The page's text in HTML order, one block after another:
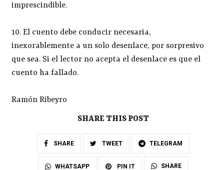
imprescindible.
10. El cuento debe conducir necesaria,
inexorablemente a un solo desenlace, por sorpresivo
que sea. Si el lector no acepta el desenlace es que el
cuento ha fallado.
Ramón Ribeyro
SHARE THIS POST
SHARE TWEET TELEGRAM
WHATSAPP PIN IT SHARE